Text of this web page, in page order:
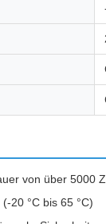
von über 5000
20 °C bis 65 °C)